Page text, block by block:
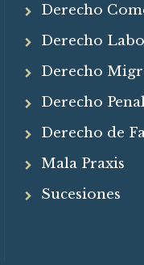
Derecho
Derecho
Derecho
Derecho
Derecho de
Mala Praxis
Sucesiones